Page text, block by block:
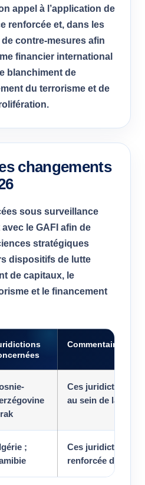
appel à l’application de
renforcée et, dans les
contre-mesures afin
financier international
blanchiment de
du terrorisme et de
changements
sous surveillance
le GAFI afin de
stratégiques
dispositifs de lutte
de capitaux, le
et le financement
Commentaire
Ces juridictions
au sein de la
;
Ces juridictions
renforcée du GAFI.